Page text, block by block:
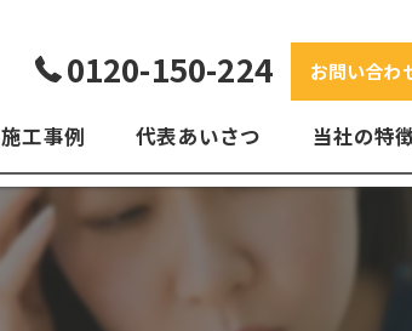
0120-150-224 お問い合わ
施工事例 代表あいさつ 当社の特